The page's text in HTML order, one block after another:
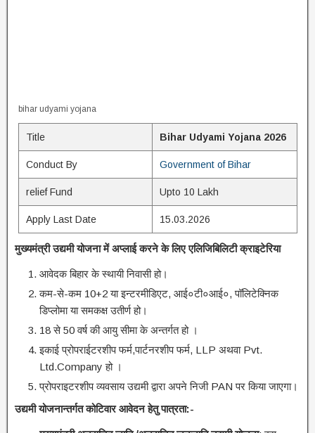
bihar udyami yojana
Title Bihar Udyami Yojana 2026
Conduct By Government of Bihar
relief Fund Upto 10 Lakh
Apply Last Date 15.03.2026
मुख्यमंत्री उद्यमी योजना में अप्लाई करने के लिए एलिजिबिलिटी क्राइटेरिया
आवेदक बिहार के स्थायी निवासी हो।
कम-से-कम 10+2 या इन्टरमीडिएट, आई०टी०आई०, पॉलिटेक्निक
डिप्लोमा या समकक्ष उतीर्ण हो।
18 से 50 वर्ष की आयु सीमा के अन्तर्गत हो ।
इकाई प्रोपराईटरशीप फर्म,पार्टनरशीप फर्म, LLP अथवा Pvt.
Ltd.Company हो ।
प्रोपराइटरशीप व्यवसाय उद्यमी द्वारा अपने निजी PAN पर किया जाएगा।
उद्यमीयोजनान्तर्गत कोटिवार आवेदन हेतु पात्रता:-